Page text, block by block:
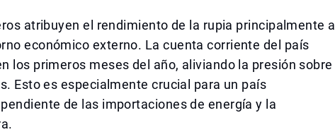
atribuyen el rendimiento de la rupia principalmente a
económico externo. La cuenta corriente del país
los primeros meses del año, aliviando la presión sobre
Esto es especialmente crucial para un país
de las importaciones de energía y la